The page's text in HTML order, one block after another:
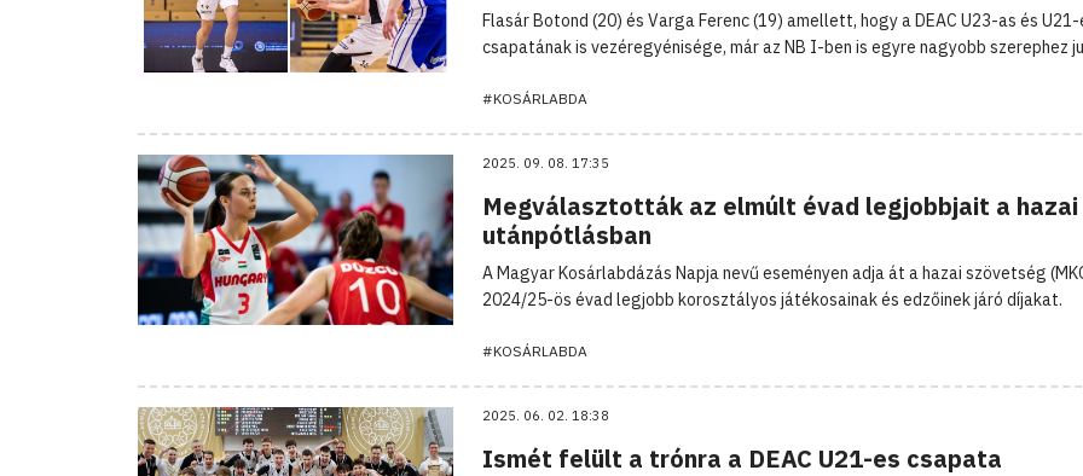
Flasár Botond (20) és Varga Ferenc (19) amellett, hogy a DEAC U23-as és U21-
csapatának is vezéregyénisége, már az NB I-ben is egyre nagyobb szerephez
#KOSÁRLABDA
2025. 09. 08. 17:35
Megválasztották az elmúlt évad legjobbjait a hazai
utánpótlásban
A Magyar Kosárlabdázás Napja nevű eseményen adja át a hazai szövetség
2024/25-ös évad legjobb korosztályos játékosainak és edzőinek járó díjakat.
#KOSÁRLABDA
2025. 06. 02. 18:38
Ismét felült a trónra a DEAC U21-es csapata